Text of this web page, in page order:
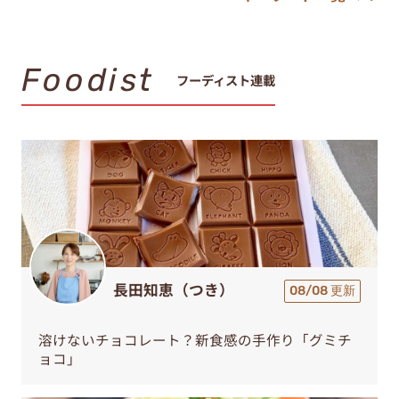
Foodist フーディスト連載
長田知恵（つき） 08/08 更新
溶けないチョコレート？新食感の手作り「グミチ
ョコ」